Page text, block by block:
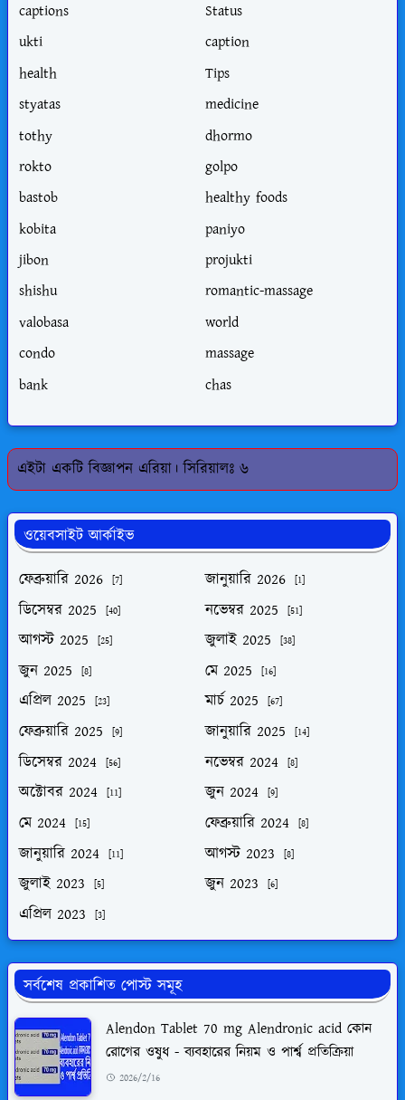
captions
Status
ukti
caption
health
Tips
styatas
medicine
tothy
dhormo
rokto
golpo
bastob
healthy foods
kobita
paniyo
jibon
projukti
shishu
romantic-massage
valobasa
world
condo
massage
bank
chas
এইটা একটি বিজ্ঞাপন এরিয়া। সিরিয়ালঃ ৬
ওয়েবসাইট আর্কাইভ
ফেব্রুয়ারি 2026
[7] জানুয়ারি 2026 [1]
ডিসেম্বর 2025 [40] নভেম্বর 2025 [51]
আগস্ট 2025 [25] জুলাই 2025 [38]
জুন 2025 [8] মে 2025 [16]
এপ্রিল 2025 [23] মার্চ 2025 [67]
ফেব্রুয়ারি 2025 [9] জানুয়ারি 2025 [14]
ডিসেম্বর 2024 [56] নভেম্বর 2024 [8]
অক্টোবর 2024 [11] জুন 2024 [9]
মে 2024 [15] ফেব্রুয়ারি 2024 [8]
জানুয়ারি 2024 [11] আগস্ট 2023 [8]
জুলাই 2023 [5] জুন 2023 [6]
এপ্রিল 2023 [3]
সর্বশেষ প্রকাশিত পোস্ট সমূহ
Alendon Tablet 70 mg Alendronic acid কোন
রোগের ওষুধ - ব্যবহারের নিয়ম ও পার্শ্ব প্রতিক্রিয়া
2026/2/16